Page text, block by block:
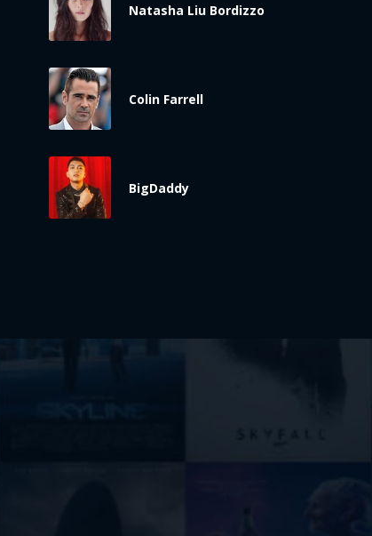
Natasha Liu Bordizzo
Colin Farrell
BigDaddy